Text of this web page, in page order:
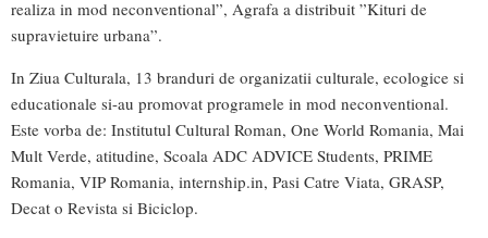
realiza in mod neconventional”, Agrafa a distribuit ”Kituri de
supravietuire urbana”.
In Ziua Culturala, 13 branduri de organizatii culturale, ecologice si
educationale si-au promovat programele in mod neconventional.
Este vorba de: Institutul Cultural Roman, One World Romania, Mai
Mult Verde, atitudine, Scoala ADC ADVICE Students, PRIME
Romania, VIP Romania, internship.in, Pasi Catre Viata, GRASP,
Decat o Revista si Biciclop.